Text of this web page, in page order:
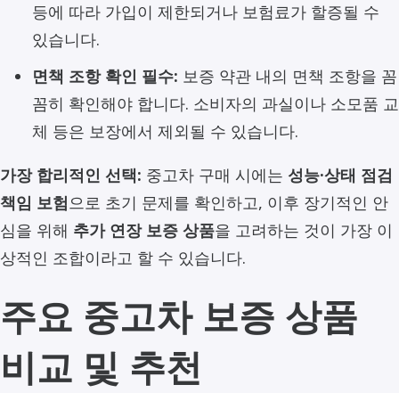
등에 따라 가입이 제한되거나 보험료가 할증될 수
있습니다.
면책 조항 확인 필수: 보증 약관 내의 면책 조항을 꼼
꼼히 확인해야 합니다. 소비자의 과실이나 소모품 교
체 등은 보장에서 제외될 수 있습니다.
가장 합리적인 선택: 중고차 구매 시에는 성능·상태 점검
책임 보험으로 초기 문제를 확인하고, 이후 장기적인 안
심을 위해 추가 연장 보증 상품을 고려하는 것이 가장 이
상적인 조합이라고 할 수 있습니다.
주요 중고차 보증 상품
비교 및 추천